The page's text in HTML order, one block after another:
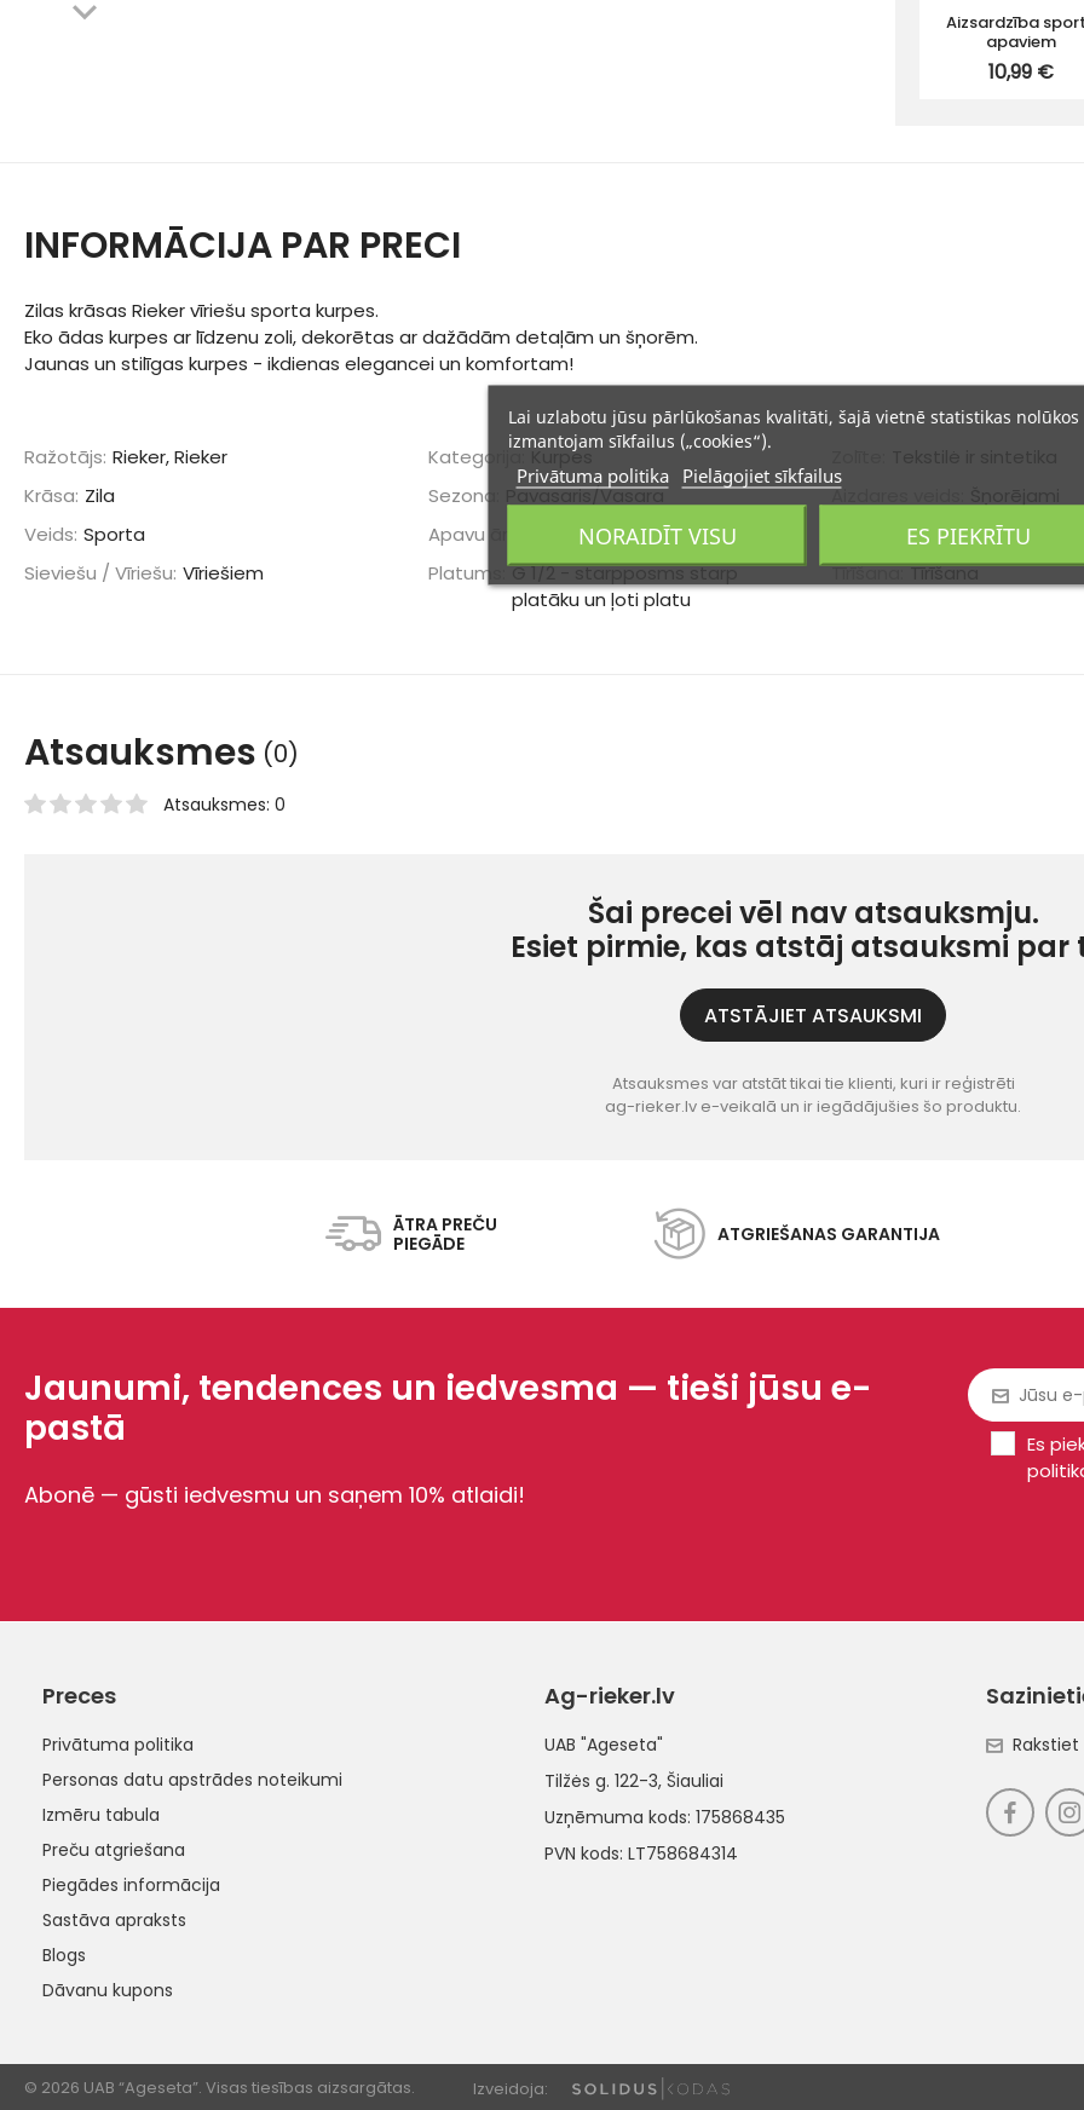
Aizsardzība
apaviem
10,99 €
INFORMĀCIJA PAR PRECI
Zilas krāsas Rieker vīriešu sporta kurpes.
Eko ādas kurpes ar līdzenu zoli, dekorētas ar dažādām detaļām un šņorēm.
Jaunas un stilīgas kurpes - ikdienas elegancei un komfortam!
Ražotājs: Rieker, Rieker
Krāsa: Zila
Veids: Sporta
Sieviešu / Vīriešu: Vīriešiem
Kategorija:
Kurpes
Sezona:
Pavasaris/Vasara
Apavu ārpuse:
Eko āda
Platums:
G 1/2 - starpposms starp
platāku un ļoti platu
Aizdares veids:
Izcelsmes valsts: ES
Tīrīšana: Tīrīšana
Atsauksmes (0)
Atsauksmes: 0
Šai precei vēl nav atsauksmju.
Esiet pirmie, kas atstāj atsauksmi par
ATSTĀJIET ATSAUKSMI
Atsauksmes var atstāt tikai tie klienti, kuri ir reģistrēti
ag-rieker.lv e-veikalā un ir iegādājušies šo produktu.
ĀTRA PREČU
PIEGĀDE
ATGRIEŠANAS GARANTIJA
Jaunumi, tendences un iedvesma — tieši jūsu e-
pastā
Abonē — gūsti iedvesmu un saņem 10% atlaidi!
Es
Preces
Privātuma politika
Personas datu apstrādes noteikumi
Izmēru tabula
Preču atgriešana
Piegādes informācija
Sastāva apraksts
Blogs
Dāvanu kupons
Ag-rieker.lv
UAB "Ageseta"
Tilžės g. 122-3, Šiauliai
Uzņēmuma kods: 175868435
PVN kods: LT758684314
© 2026 UAB “Ageseta”. Visas tiesības aizsargātas. Izveidoja:
Lai uzlabotu jūsu pārlūkošanas kvalitāti, šajā vietnē statistikas nolūkos
izmantojam sīkfailus („cookies“).
Privātuma politika Pielāgojiet sīkfailus
NORAIDĪT VISU ES PIEKRĪTU